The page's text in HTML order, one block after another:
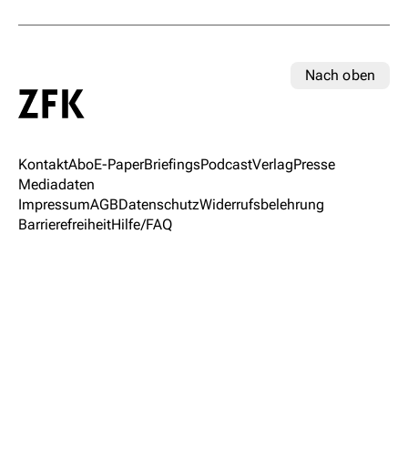
Nach oben
KontaktAboE-PaperBriefingsPodcastVerlagPresse
Mediadaten
ImpressumAGBDatenschutzWiderrufsbelehrung
BarrierefreiheitHilfe/FAQ